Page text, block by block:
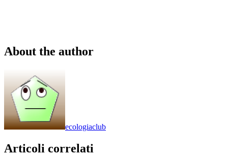
About the author
ecologiaclub
Articoli correlati